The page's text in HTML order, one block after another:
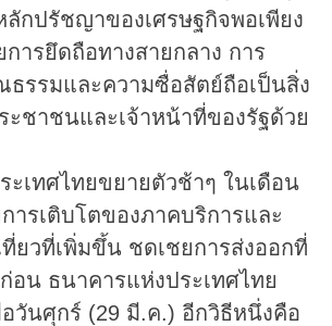
กปรัชญาของเศรษฐกิจพอเพียง
ารยึดถือทางสายกลาง การ
รรมและความซื่อสัตย์ถือเป็นสิ่ง
ชาชนและเจ้าหน้าที่ของรัฐด้วย
ะเทศไทยขยายตัวช้าๆ ในเดือน
ารเติบโตของภาคบริการและ
ยวที่เพิ่มขึ้น ชดเชยการส่งออกที่
อน ธนาคารแห่งประเทศไทย
วันศุกร์ (29 มี.ค.) อีกวิธีหนึ่งคือ